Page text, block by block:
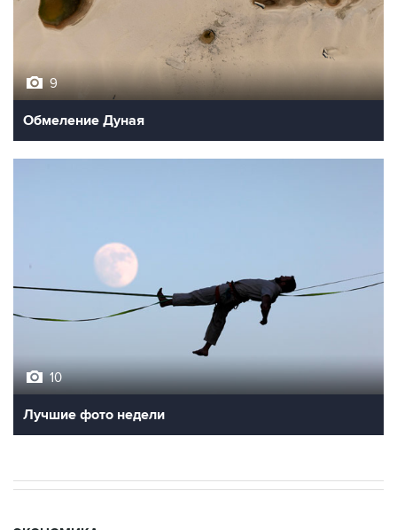
Обмеление Дуная
Лучшие фото недели